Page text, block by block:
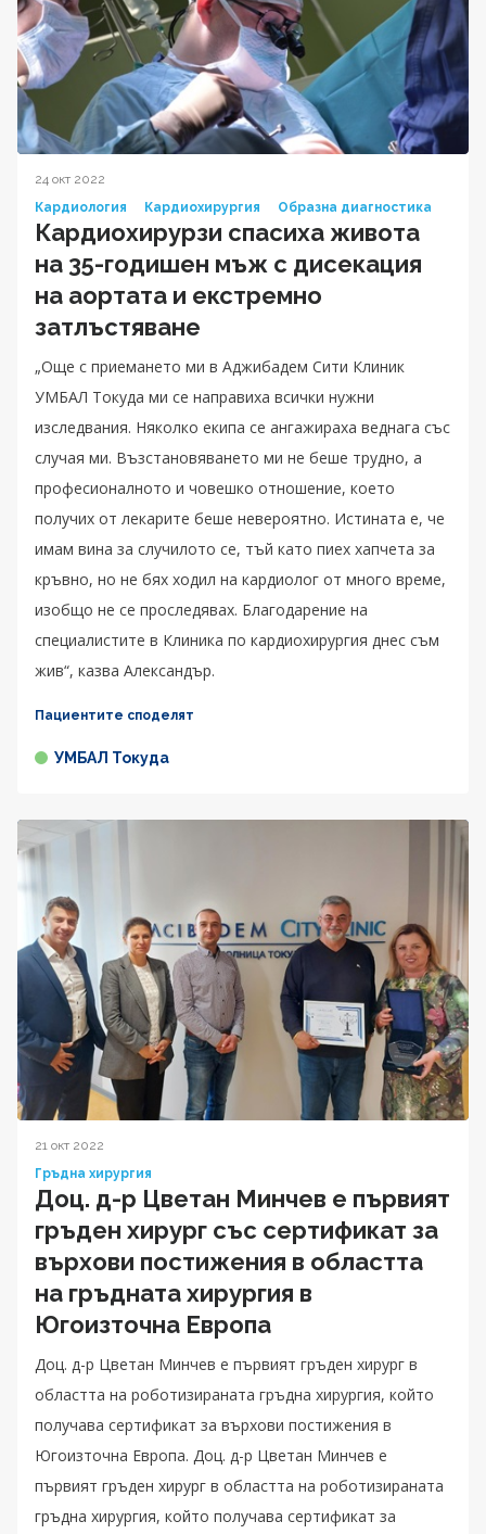
24 окт 2022
Кардиология
Кардиохирургия Образна диагностика
Кардиохирурзи спасиха живота
на 35-годишен мъж с дисекация
на аортата и екстремно
затлъстяване
„Още с приемането ми в Аджибадем Сити Клиник
УМБАЛ Токуда ми се направиха всички нужни
изследвания. Няколко екипа се ангажираха веднага със
случая ми. Възстановяването ми не беше трудно, а
професионалното и човешко отношение, което
получих от лекарите беше невероятно. Истината е, че
имам вина за случилото се, тъй като пиех хапчета за
кръвно, но не бях ходил на кардиолог от много време,
изобщо не се проследявах. Благодарение на
специалистите в Клиника по кардиохирургия днес съм
жив“, казва Александър.
Пациентите споделят
УМБАЛ Токуда
21 окт 2022
Гръдна хирургия
Доц. д-р Цветан Минчев е първият
гръден хирург със сертификат за
върхови постижения в областта
на гръдната хирургия в
Югоизточна Европа
Доц. д-р Цветан Минчев е първият гръден хирург в
областта на роботизираната гръдна хирургия, който
получава сертификат за върхови постижения в
Югоизточна Европа. Доц. д-р Цветан Минчев е
първият гръден хирург в областта на роботизираната
гръдна хирургия, който получава сертификат за